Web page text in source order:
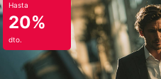
Hasta
20%
dto.